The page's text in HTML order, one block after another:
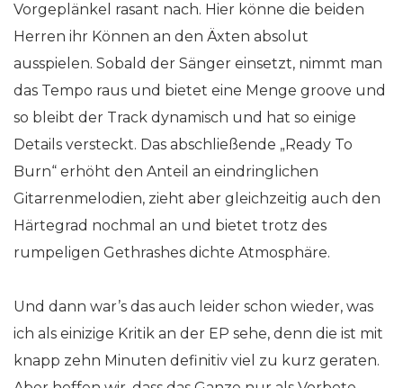
Vorgeplänkel rasant nach. Hier könne die beiden
Herren ihr Können an den Äxten absolut
ausspielen. Sobald der Sänger einsetzt, nimmt man
das Tempo raus und bietet eine Menge groove und
so bleibt der Track dynamisch und hat so einige
Details versteckt. Das abschließende „Ready To
Burn“ erhöht den Anteil an eindringlichen
Gitarrenmelodien, zieht aber gleichzeitig auch den
Härtegrad nochmal an und bietet trotz des
rumpeligen Gethrashes dichte Atmosphäre.
Und dann war’s das auch leider schon wieder, was
ich als einizige Kritik an der EP sehe, denn die ist mit
knapp zehn Minuten definitiv viel zu kurz geraten.